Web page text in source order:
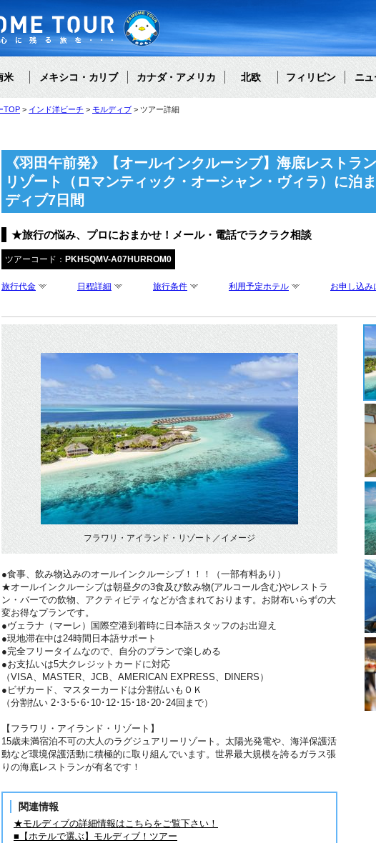
米 メキシコ・カリブ カナダ・アメリカ 北欧 フィリピン ニ
TOP インド洋ビーチ モルディブ ツアー詳細
《羽田午前発》【オールインクルーシブ】海底レストラ
リゾート（ロマンティック・オーシャン・ヴィラ）に泊
ディブ7日間
★旅行の悩み、プロにおまかせ！メール・電話でラクラク相談
ツアーコード： PKHSQMV-A07HURROM0
旅行代金 日程詳細 旅行条件 利用予定ホテル お申し込み
フラワリ・アイランド・リゾート／イメージ
●食事、飲み物込みのオールインクルーシブ！！！（一部有料あり）
★オールインクルーシブは朝昼夕の3食及び飲み物(アルコール含む)やレストラ
ン・バーでの飲物、アクティビティなどが含まれております。お財布いらずの大
変お得なプランです。
●ヴェラナ（マーレ）国際空港到着時に日本語スタッフのお出迎え
●現地滞在中は24時間日本語サポート
●完全フリータイムなので、自分のプランで楽しめる
●お支払いは5大クレジットカードに対応
（VISA、MASTER、JCB、AMERICAN EXPRESS、DINERS）
●ビザカード、マスターカードは分割払いもＯＫ
（分割払い 2･3･5･6･10･12･15･18･20･24回まで）
【フラワリ・アイランド・リゾート】
15歳未満宿泊不可の大人のラグジュアリーリゾート。太陽光発電や、海洋保護活
動など環境保護活動に積極的に取り組んでいます。世界最大規模を誇るガラス張
りの海底レストランが有名です！
関連情報
★モルディブの詳細情報はこちらをご覧下さい！
■【ホテルで選ぶ】モルディブ！ツアー